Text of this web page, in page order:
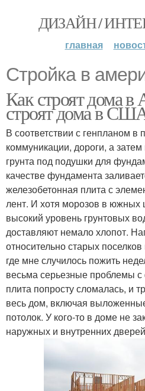
ДИЗАЙН /
главная
Стройка в
Как строят дома
строят дома в
В соответствии с генпланом в
коммуникации, дороги, а
грунта под подушки для
качестве фундамента
железобетонная плита с
лент. И хотя морозов в южных
высокий уровень грунтовых
доставляют немало хлопот.
относительно старых
где мне случилось пожить
весьма серьезные проблемы
плита попросту сломалась, и
весь дом, включая
потолок. У кого-то в доме не
наружных и внутренних